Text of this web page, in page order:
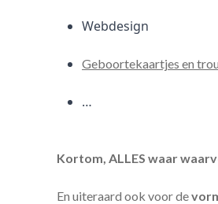
Webdesign
Geboortekaartjes en
…
Kortom, ALLES waar
En uiteraard ook voor de